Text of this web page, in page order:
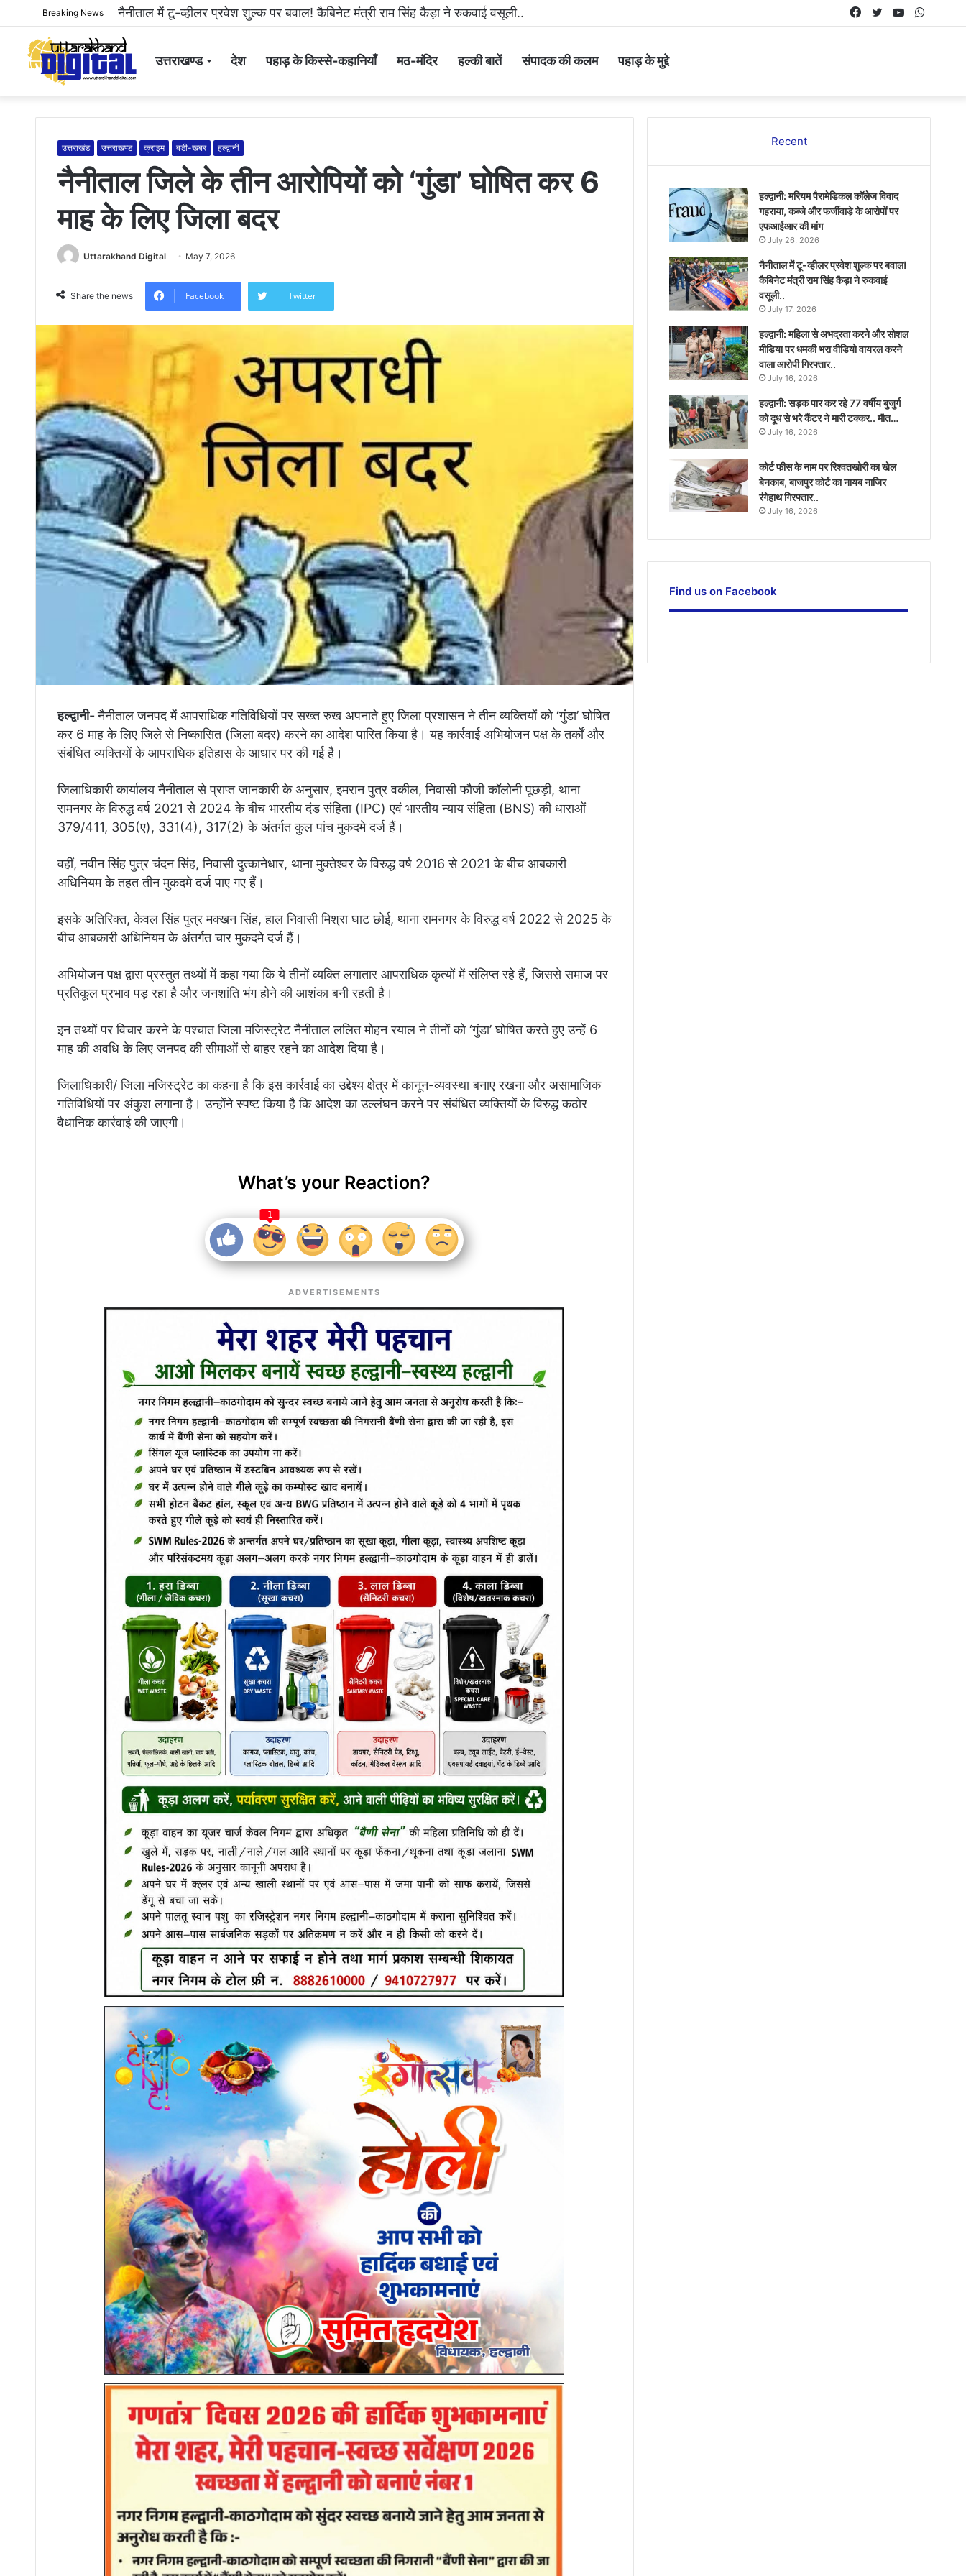
Breaking News हल्द्वानी: महिला से अभद्रता करने और सोशल मीडिया पर धमकी भरा वीडियो वायरल करने वाला आरोपी गिरफ्तार.. YouTube
Twitter
Facebook
उत्तराखण्ड देश पहाड़ के किस्से-कहानियाँ मठ-मंदिर हल्की बातें संपादक की कलम पहाड़ के मुद्दे
उत्तराखंड उत्तराखण्ड क्राइम बड़ी-खबर हल्द्वानी
नैनीताल जिले के तीन आरोपियों को ‘गुंडा’ घोषित कर 6
माह के लिए जिला बदर
Uttarakhand Digital May 7, 2026
Share the news Facebook Twitter
हल्द्वानी-नैनीताल जनपद में आपराधिक गतिविधियों पर सख्त रुख अपनाते हुए जिला प्रशासन ने तीन व्यक्तियों को ‘गुंडा’ घोषित
कर 6 माह के लिए जिले से निष्कासित (जिला बदर) करने का आदेश पारित किया है। यह कार्रवाई अभियोजन पक्ष के तर्कों और
संबंधित व्यक्तियों के आपराधिक इतिहास के आधार पर की गई है।
जिलाधिकारी कार्यालय नैनीताल से प्राप्त जानकारी के अनुसार, इमरान पुत्र वकील, निवासी फौजी कॉलोनी पूछड़ी, थाना
रामनगर के विरुद्ध वर्ष 2021 से 2024 के बीच भारतीय दंड संहिता (IPC) एवं भारतीय न्याय संहिता (BNS) की धाराओं
379/411, 305(ए), 331(4), 317(2) के अंतर्गत कुल पांच मुकदमे दर्ज हैं।
वहीं, नवीन सिंह पुत्र चंदन सिंह, निवासी दुत्कानेधार, थाना मुक्तेश्वर के विरुद्ध वर्ष 2016 से 2021 के बीच आबकारी
अधिनियम के तहत तीन मुकदमे दर्ज पाए गए हैं।
इसके अतिरिक्त, केवल सिंह पुत्र मक्खन सिंह, हाल निवासी मिश्रा घाट छोई, थाना रामनगर के विरुद्ध वर्ष 2022 से 2025 के
बीच आबकारी अधिनियम के अंतर्गत चार मुकदमे दर्ज हैं।
अभियोजन पक्ष द्वारा प्रस्तुत तथ्यों में कहा गया कि ये तीनों व्यक्ति लगातार आपराधिक कृत्यों में संलिप्त रहे हैं, जिससे समाज पर
प्रतिकूल प्रभाव पड़ रहा है और जनशांति भंग होने की आशंका बनी रहती है।
इन तथ्यों पर विचार करने के पश्चात जिला मजिस्ट्रेट नैनीताल ललित मोहन रयाल ने तीनों को ‘गुंडा’ घोषित करते हुए उन्हें 6
माह की अवधि के लिए जनपद की सीमाओं से बाहर रहने का आदेश दिया है।
जिलाधिकारी/ जिला मजिस्ट्रेट का कहना है कि इस कार्रवाई का उद्देश्य क्षेत्र में कानून-व्यवस्था बनाए रखना और असामाजिक
गतिविधियों पर अंकुश लगाना है। उन्होंने स्पष्ट किया है कि आदेश का उल्लंघन करने पर संबंधित व्यक्तियों के विरुद्ध कठोर
वैधानिक कार्रवाई की जाएगी।
What’s your Reaction?
1
ADVERTISEMENTS
Recent
हल्द्वानी: मरियम पैरामेडिकल कॉलेज विवाद
गहराया, कब्जे और फर्जीवाड़े के आरोपों पर
एफआईआर की मांग
July 26, 2026
नैनीताल में टू-व्हीलर प्रवेश शुल्क पर बवाल!
कैबिनेट मंत्री राम सिंह कैड़ा ने रुकवाई
वसूली..
July 17, 2026
हल्द्वानी: महिला से अभद्रता करने और सोशल
मीडिया पर धमकी भरा वीडियो वायरल करने
वाला आरोपी गिरफ्तार..
July 16, 2026
हल्द्वानी: सड़क पार कर रहे 77 वर्षीय बुजुर्ग
को दूध से भरे कैंटर ने मारी टक्कर.. मौत…
July 16, 2026
कोर्ट फीस के नाम पर रिश्वतखोरी का खेल
बेनकाब, बाजपुर कोर्ट का नायब नाजिर
रंगेहाथ गिरफ्तार..
July 16, 2026
Find us on Facebook